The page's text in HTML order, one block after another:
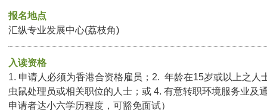
报名地点
汇纵专业发展中心(荔枝角)
入读资格
1. 申请人必须为香港合资格雇员；2. 年龄在15岁或以上之人
虫鼠处理员或相关职位的人士；或 4. 有意转职环境服务业及
申请者达小六学历程度，可豁免面试）